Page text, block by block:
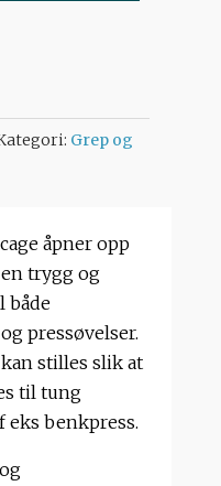
Grep og
åpner opp
trygg og
både
pressøvelser.
stilles slik at
til tung
eks benkpress.